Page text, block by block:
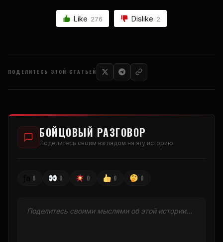
Like 276 Dislike 2
ПОДЕЛИТЕСЬ ЭТОЙ СТАТЬЕЙ
БОЙЦОВЫЙ РАЗГОВОР
Поделитесь своим взглядом на эту историю
0 0 0 0 0